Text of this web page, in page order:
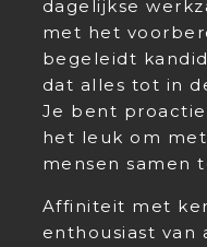
dagelijkse
met het
begeleidt
dat alles tot in
Je bent
het leuk om
mensen samen
Affiniteit met
enthousiast van